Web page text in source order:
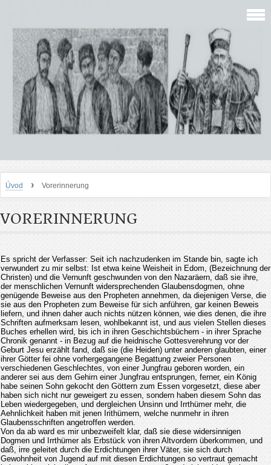
Úvod › Vorerinnerung
VORERINNERUNG
Es spricht der Verfasser: Seit ich nachzudenken im Stande bin, sagte ich
verwundert zu mir selbst: Ist etwa keine Weisheit in Edom, (Bezeichnung der
Christen) und die Vernunft geschwunden von den Nazaräern, daß sie ihre,
der menschlichen Vernunft widersprechenden Glaubensdogmen, ohne
genügende Beweise aus den Propheten annehmen, da diejenigen Verse, die
sie aus den Propheten zum Beweise für sich anführen, gar keinen Beweis
liefern, und ihnen daher auch nichts nützen können, wie dies denen, die ihre
Schriften aufmerksam lesen, wohlbekannt ist, und aus vielen Stellen dieses
Buches erhellen wird, bis ich in ihren Geschichtsbüchern - in ihrer Sprache
Chronik genannt - in Bezug auf die heidnische Gottesverehrung vor der
Geburt Jesu erzählt fand, daß sie (die Heiden) unter anderen glaubten, einer
ihrer Götter fei ohne vorhergegangene Begattung zweier Personen
verschiedenen Geschlechtes, von einer Jungfrau geboren worden, ein
anderer sei aus dem Gehirn einer Jungfrau entsprungen, ferner, ein König
habe seinen Sohn gekocht den Göttern zum Essen vorgesetzt, diese aber
haben sich nicht nur geweigert zu essen, sondern haben diesem Sohn das
Leben wiedergegeben, und dergleichen Unsinn und Irrthümer mehr, die
Aehnlichkeit haben mit jenen Irithümern, welche nunmehr in ihren
Glaubensschriften angetroffen werden.
Von da ab ward es mir unbezweifelt klar, daß sie diese widersinnigen
Dogmen und Irrthümer als Erbstück von ihren Altvordern überkommen, und
daß, irre geleitet durch die Erdichtungen ihrer Väter, sie sich durch
Gewohnheit von Jugend auf mit diesen Erdichtungen so vertraut gemacht